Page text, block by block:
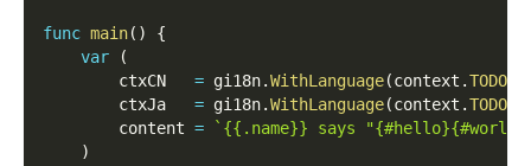
func main( )
{
var
(
        ctxCN
= gi18n.WithLanguage(context .TODO
        ctxJa
= gi18n.WithLanguage(context .TODO
        content
=
`{{.name}} says
)